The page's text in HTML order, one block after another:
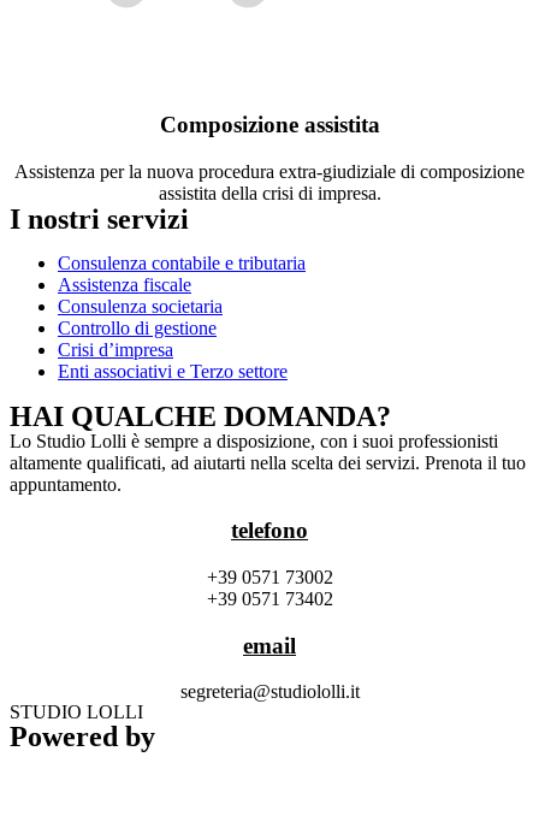
Composizione assistita
Assistenza per la nuova procedura extra-giudiziale di composizione
assistita della crisi di impresa.
I nostri servizi
Consulenza contabile e tributaria
Assistenza fiscale
Consulenza societaria
Controllo di gestione
Crisi d’impresa
Enti associativi e Terzo settore
HAI QUALCHE DOMANDA?
Lo Studio Lolli è sempre a disposizione, con i suoi professionisti
altamente qualificati, ad aiutarti nella scelta dei servizi. Prenota il tuo
appuntamento.
telefono
+39 0571 73002
+39 0571 73402
email
segreteria@studiololli.it
STUDIO LOLLI
Powered by